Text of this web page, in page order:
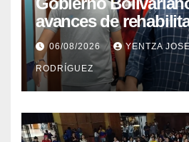
avances de
en el Hospital Dr.
Vargas
06/08/2026 YENTZA
RODRÍGUEZ